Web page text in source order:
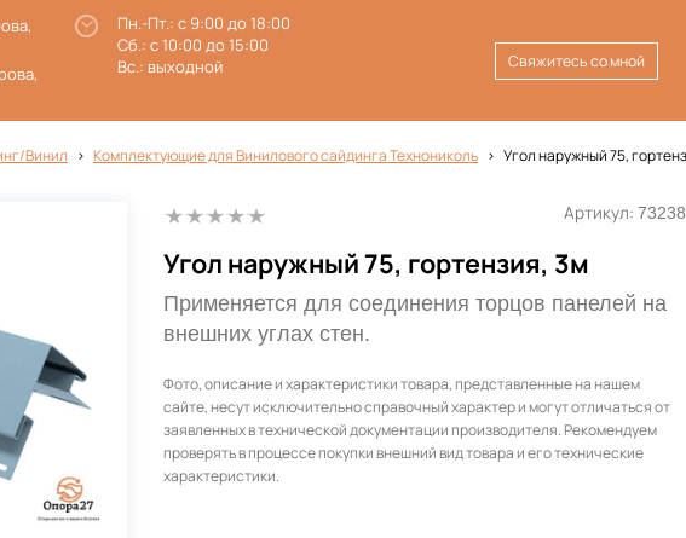
Пн.-Пт.: с 9:00 до 18:00
Сб.: с 10:00 до 15:00
Вс.: выходной
Свяжитесь со мной
Винил Комплектующие для Винилового сайдинга Технониколь Угол наружный 75,
Артикул: 73238
Угол наружный 75, гортензия, 3м
Применяется для соединения торцов панелей на
внешних углах стен.
Фото, описание и характеристики товара, представленные на нашем
сайте, несут исключительно справочный характер и могут отличаться от
заявленных в технической документации производителя. Рекомендуем
проверять в процессе покупки внешний вид товара и его технические
характеристики.